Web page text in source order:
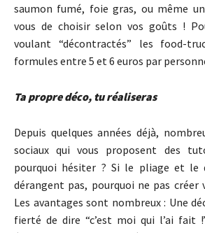
saumon fumé, foie gras, ou même
vous de choisir selon vos goûts !
voulant “décontractés” les food-
formules entre 5 et 6 euros par
Ta propre déco, tu réaliseras
Depuis quelques années déjà,
sociaux qui vous proposent des
pourquoi hésiter ? Si le pliage et le
dérangent pas, pourquoi ne pas créer
Les avantages sont nombreux : Une
fierté de dire “c’est moi qui l’ai fait